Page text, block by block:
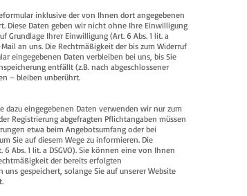
inklusive der von Ihnen dort angegebenen
Diese Daten geben wir nicht ohne Ihre Einwilligung
Ihrer Einwilligung (Art. 6 Abs. 1 lit. a
an uns. Die Rechtmäßigkeit der bis zum Widerruf
eingegebenen Daten verbleiben bei uns, bis Sie
entfällt (z.B. nach abgeschlossener
– bleiben unberührt.
dazu eingegebenen Daten verwenden wir nur zum
Registrierung abgefragten Pflichtangaben müssen
etwa beim Angebotsumfang oder bei
Sie auf diesem Wege zu informieren. Die
Abs. 1 lit. a DSGVO). Sie können eine von Ihnen
der bereits erfolgten
gespeichert, solange Sie auf unserer Website